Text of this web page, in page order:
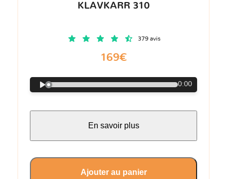
KLAVKARR 310
379 avis
169€
0:00
En savoir plus
Ajouter au panier